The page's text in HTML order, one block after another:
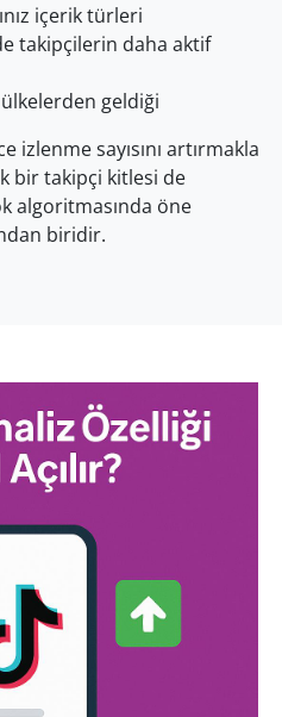
içerik türleri
takipçilerin daha aktif
geldiği
izlenme sayısını artırmakla
bir takipçi kitlesi de
algoritmasında öne
biridir.